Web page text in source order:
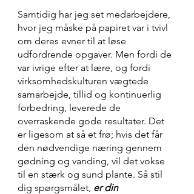
Samtidig har jeg set medarbejdere,
hvor jeg måske på papiret var i tvivl
om deres evner til at løse
udfordrende opgaver. Men fordi de
var ivrige efter at lære, og fordi
virksomhedskulturen vægtede
samarbejde, tillid og kontinuerlig
forbedring, leverede de
overraskende gode resultater. Det
er ligesom at så et frø; hvis det får
den nødvendige næring gennem
gødning og vanding, vil det vokse
til en stærk og sund plante. Så stil
dig spørgsmålet, er din